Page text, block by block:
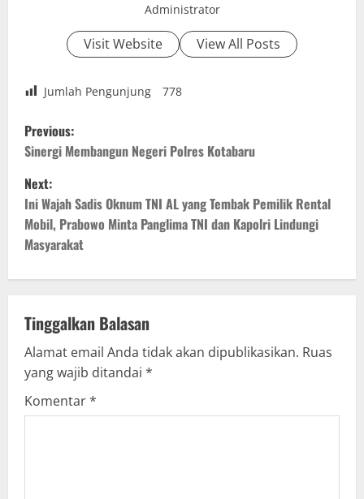
Administrator
Visit Website View All Posts
Jumlah Pengunjung 778
P
o
s
t
n
v
i
g
Previous:
Sinergi Membangun Negeri Polres Kotabaru
Next:
Ini Wajah Sadis Oknum TNI AL yang Tembak Pemilik Rental
Mobil, Prabowo Minta Panglima TNI dan Kapolri Lindungi
Masyarakat
Tinggalkan Balasan
Alamat email Anda tidak akan dipublikasikan. Ruas
yang wajib ditandai *
Komentar*